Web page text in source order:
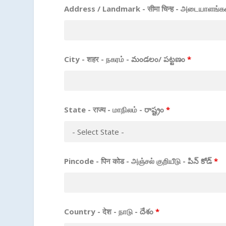
Address / Landmark - सीमा चिन्ह -
City - शहर - நகரம் - మండలం/ పట్టణం*
State - राज्य - மாநிலம் - రాష్ట్రం*
Pincode - पिन कोड - அஞ்சல் குறியீடு - పిన్ కోడ్*
Country - देश - நாடு - దేశం*